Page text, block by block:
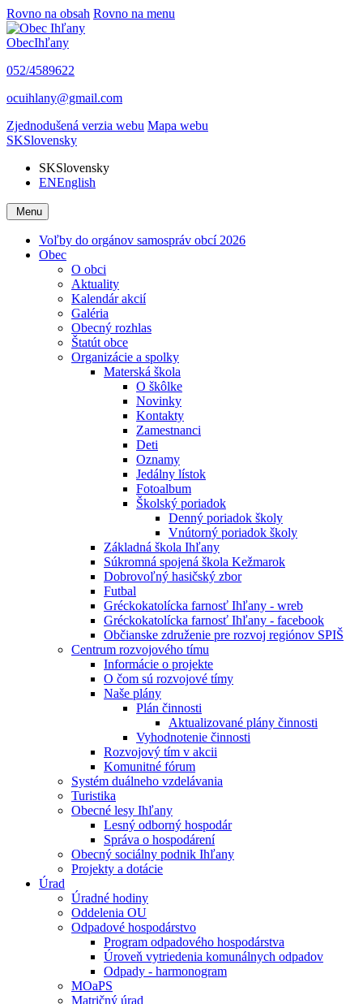
Rovno na obsah Rovno na menu
ObecIhľany
052/4589622
ocuihlany@gmail.com
Zjednodušená verzia webu Mapa webu
SKSlovensky
SKSlovensky
ENEnglish
Menu
Voľby do orgánov samospráv obcí 2026
Obec
O obci
Aktuality
Kalendár akcií
Galéria
Obecný rozhlas
Štatút obce
Organizácie a spolky
Materská škola
O škôlke
Novinky
Kontakty
Zamestnanci
Deti
Oznamy
Jedálny lístok
Fotoalbum
Školský poriadok
Denný poriadok školy
Vnútorný poriadok školy
Základná škola Ihľany
Súkromná spojená škola Kežmarok
Dobrovoľný hasičský zbor
Futbal
Gréckokatolícka farnosť Ihľany - wreb
Gréckokatolícka farnosť Ihľany - facebook
Občianske združenie pre rozvoj regiónov SPIŠ
Centrum rozvojového tímu
Informácie o projekte
O čom sú rozvojové tímy
Naše plány
Plán činnosti
Aktualizované plány činnosti
Vyhodnotenie činnosti
Rozvojový tím v akcii
Komunitné fórum
Systém duálneho vzdelávania
Turistika
Obecné lesy Ihľany
Lesný odborný hospodár
Správa o hospodárení
Obecný sociálny podnik Ihľany
Projekty a dotácie
Úrad
Úradné hodiny
Oddelenia OU
Odpadové hospodárstvo
Program odpadového hospodárstva
Úroveň vytriedenia komunálnych odpadov
Odpady - harmonogram
MOaPS
Matričný úrad